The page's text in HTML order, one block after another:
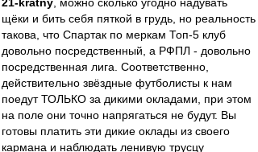
щёки и бить себя пяткой в грудь, но реальность
такова, что Спартак по меркам Топ-5 клуб
довольно посредственный, а РФПЛ - довольно
посредственная лига. Соответственно,
действительно звёздные футболисты к нам
поедут ТОЛЬКО за дикими окладами, при этом
на поле они точно напрягаться не будут. Вы
готовы платить эти дикие оклады из своего
кармана и наблюдать ленивую трусцу